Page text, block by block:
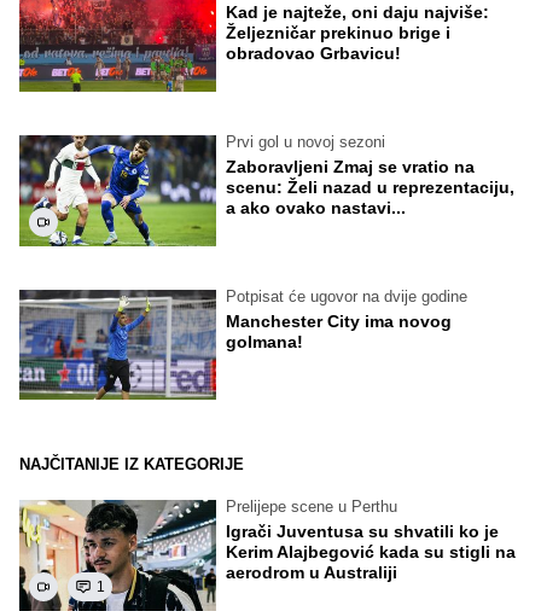
Kad je najteže, oni daju najviše:
Željezničar prekinuo brige i
obradovao Grbavicu!
Prvi gol u novoj sezoni
Zaboravljeni Zmaj se vratio na
scenu: Želi nazad u reprezentaciju,
a ako ovako nastavi...
Potpisat će ugovor na dvije godine
Manchester City ima novog
golmana!
NAJČITANIJE IZ KATEGORIJE
1
Prelijepe scene u Perthu
Igrači Juventusa su shvatili ko je
Kerim Alajbegović kada su stigli na
aerodrom u Australiji